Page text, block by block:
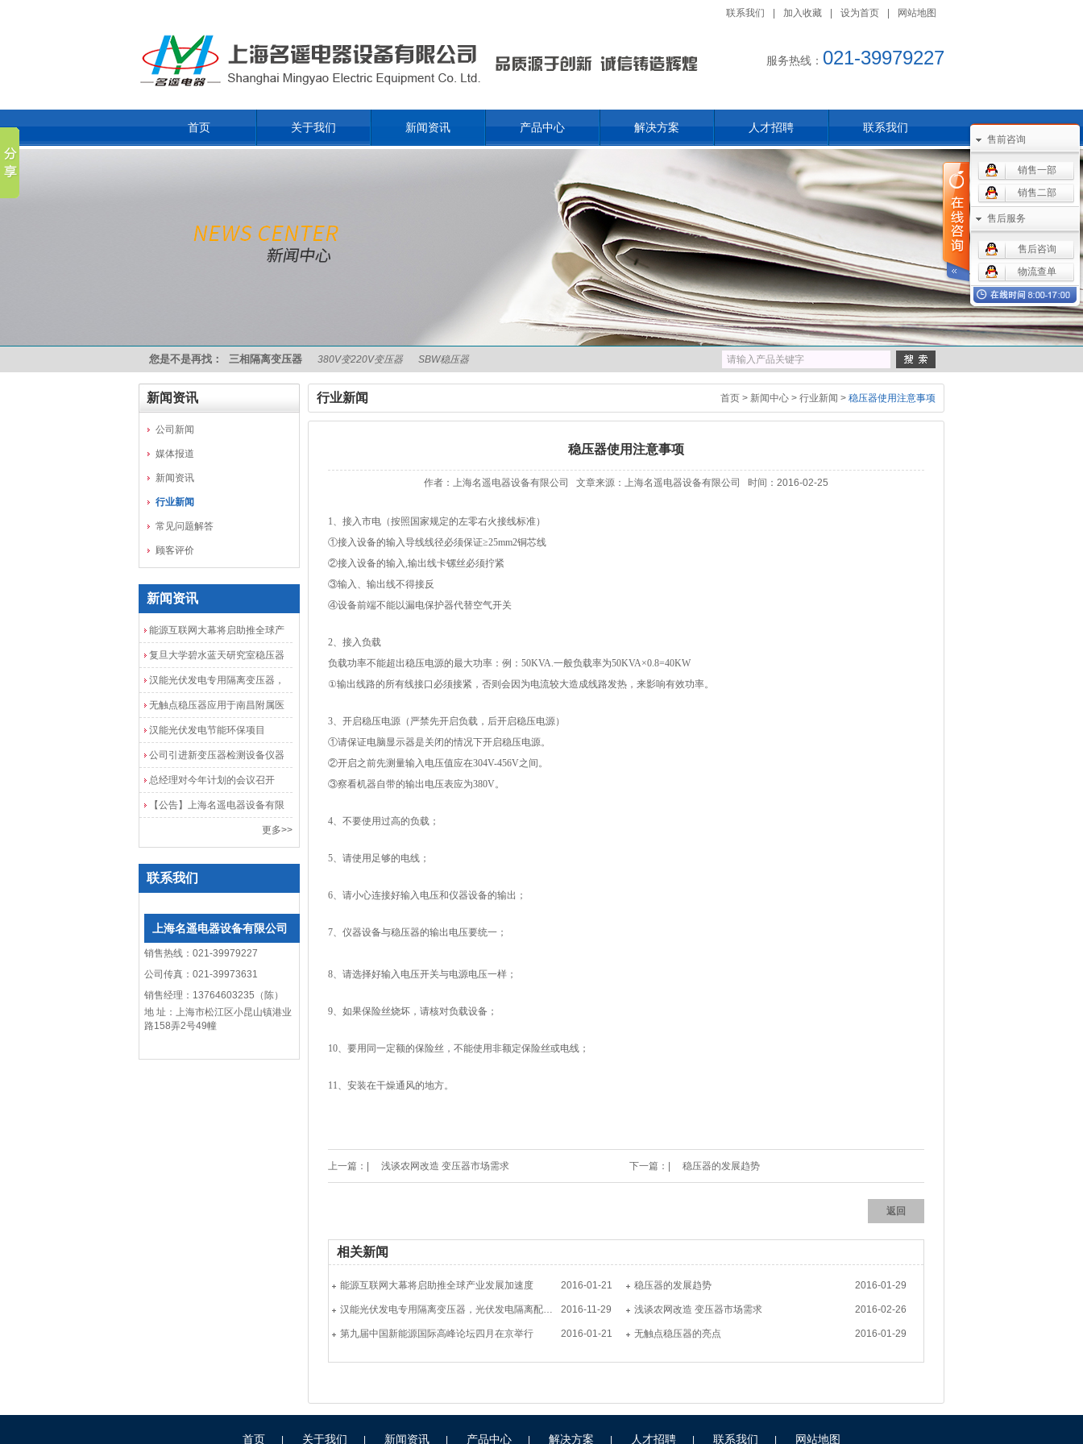
联系我们 加入收藏 设为首页 网站地图
服务热线： 021-39979227
首页 关于我们 新闻资讯 产品中心 解决方案 人才招聘 联系我们
您是不是再找： 三相隔离变压器 380V变220V变压器 SBW稳压器
新闻资讯
公司新闻
媒体报道
新闻资讯
行业新闻
常见问题解答
顾客评价
新闻资讯
能源互联网大幕将启助推全球产
业发展加速度
复旦大学碧水蓝天研究室稳压器
安装调试成功
汉能光伏发电专用隔离变压器，
光伏发电隔离配电柜
无触点稳压器应用于南昌附属医
院
汉能光伏发电节能环保项目
公司引进新变压器检测设备仪器
总经理对今年计划的会议召开
【公告】上海名遥电器设备有限
更多>>
联系我们
上海名遥电器设备有限公司
销售热线：021-39979227
公司传真：021-39973631
销售经理：13764603235（陈）
地 址：上海市松江区小昆山镇港业
路158弄2号49幢
行业新闻 首页 > 新闻中心 > 行业新闻 > 稳压器使用注意事项
稳压器使用注意事项
作者：上海名遥电器设备有限公司 文章来源：上海名遥电器设备有限公司 时间：2016-02-25
1、接入市电（按照国家规定的左零右火接线标准）
①接入设备的输入导线线径必须保证≥25mm2铜芯线
②接入设备的输入,输出线卡镙丝必须拧紧
③输入、输出线不得接反
④设备前端不能以漏电保护器代替空气开关
2、接入负载
负载功率不能超出稳压电源的最大功率：例：50KVA.一般负载率为50KVA×0.8=40KW
①输出线路的所有线接口必须接紧，否则会因为电流较大造成线路发热，来影响有效功率。
3、开启稳压电源（严禁先开启负载，后开启稳压电源）
①请保证电脑显示器是关闭的情况下开启稳压电源。
②开启之前先测量输入电压值应在304V-456V之间。
③察看机器自带的输出电压表应为380V。
4、不要使用过高的负载；
5、请使用足够的电线；
6、请小心连接好输入电压和仪器设备的输出；
7、仪器设备与稳压器的输出电压要统一；
8、请选择好输入电压开关与电源电压一样；
9、如果保险丝烧坏，请核对负载设备；
10、要用同一定额的保险丝，不能使用非额定保险丝或电线；
11、安装在干燥通风的地方。
上一篇：| 浅谈农网改造 变压器市场需求 下一篇：| 稳压器的发展趋势
返回
相关新闻
能源互联网大幕将启助推全球产业发展加速度 2016-01-21 稳压器的发展趋势 2016-01-29
汉能光伏发电专用隔离变压器，光伏发电隔离配电柜 2016-11-29 浅谈农网改造 变压器市场需求 2016-02-26
第九届中国新能源国际高峰论坛四月在京举行 2016-01-21 无触点稳压器的亮点 2016-01-29
首页 关于我们 新闻资讯 产品中心 解决方案 人才招聘 联系我们 网站地图
售前咨询
销售一部
销售二部
售后服务
售后咨询
物流查单